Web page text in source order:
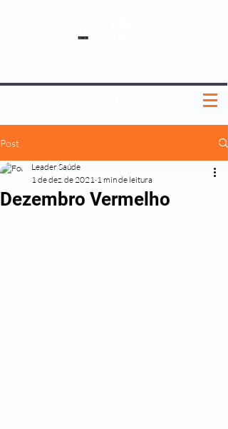
Post
Dezembro Vermelho
Leader Saúde
1 de dez. de 2021 1 min de leitura